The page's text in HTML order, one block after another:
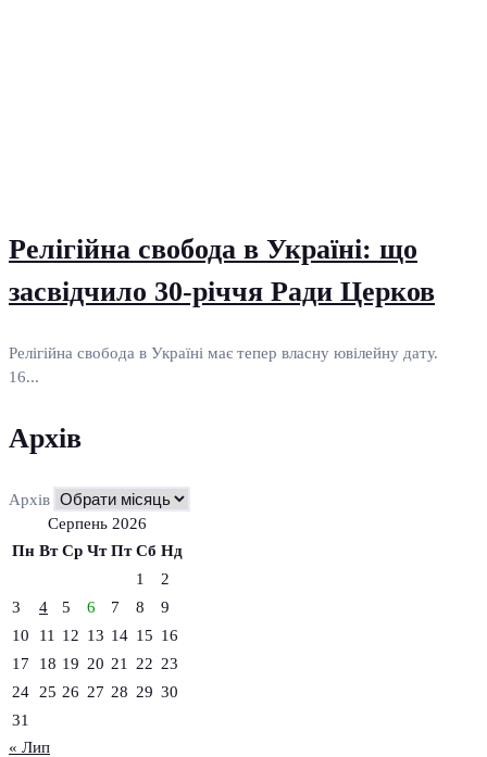
Релігійна свобода в Україні: що
засвідчило 30-річчя Ради Церков
Релігійна свобода в Україні має тепер власну ювілейну дату.
16...
Архів
Архів
Серпень 2026
Пн Вт Ср Чт Пт Сб Нд
1
2
3
4 5 6 7 8
9
10
11 12 13 14 15 16
17
18 19 20 21 22 23
24
25 26 27 28 29 30
31
« Лип